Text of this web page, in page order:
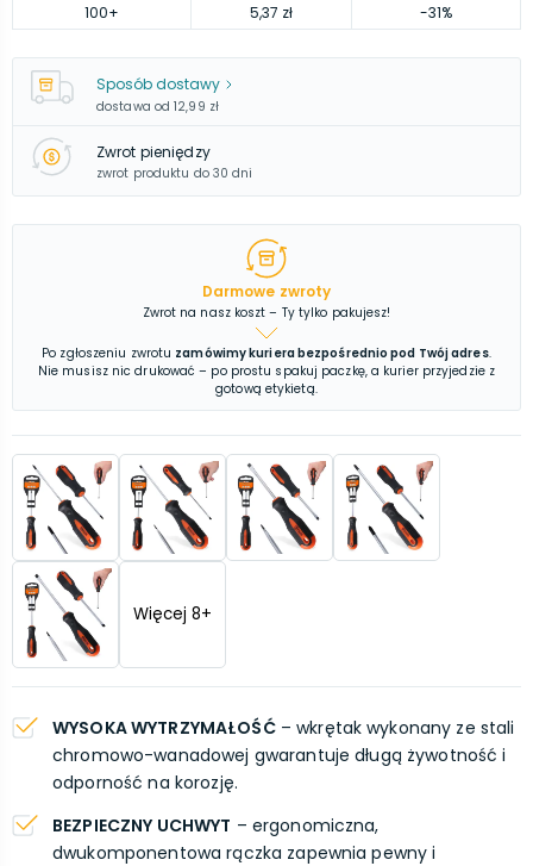
100+ 5,37 zł -31%
Sposób dostawy
dostawa od 12,99 zł
Zwrot pieniędzy
zwrot produktu do 30 dni
Darmowe zwroty
Zwrot na nasz koszt – Ty tylko pakujesz!
Po zgłoszeniu zwrotu zamówimy kuriera bezpośrednio pod Twój adres.
Nie musisz nic drukować – po prostu spakuj paczkę, a kurier przyjedzie z
gotową etykietą.
Więcej 8+
WYSOKA WYTRZYMAŁOŚĆ– wkrętak wykonany ze stali
chromowo-wanadowej gwarantuje długą żywotność i
odporność na korozję.
BEZPIECZNY UCHWYT – ergonomiczna,
dwukomponentowa rączka zapewnia pewny i